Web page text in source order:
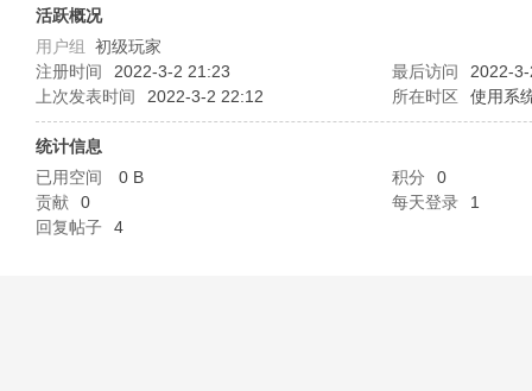
活跃概况
用户组 初级玩家
注册时间
2022-3-2 21:23 最后访问
2022-
上次发表时间
2022-3-2 22:12 所在时区 使用系
统计信息
已用空间
0 B 积分
0
贡献
0 每天登录
1
回复帖子
4